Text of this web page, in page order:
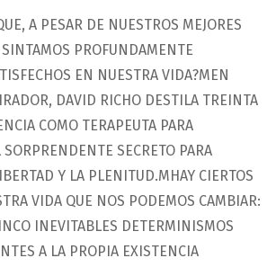
A PESAR DE NUESTROS MEJORES
SINTAMOS PROFUNDAMENTE
EN NUESTRA VIDA?MEN
DAVID RICHO DESTILA TREINTA
COMO TERAPEUTA PARA
SECRETO PARA
Y LA PLENITUD.MHAY CIERTOS
VIDA QUE NOS PODEMOS CAMBIAR:
INEVITABLES DETERMINISMOS
A LA PROPIA EXISTENCIA